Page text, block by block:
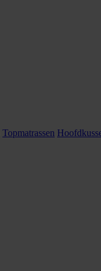
Topmatrassen